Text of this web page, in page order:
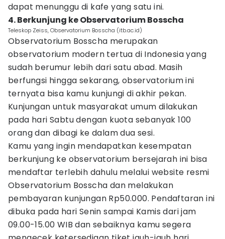
dapat menunggu di kafe yang satu ini.
4. Berkunjung ke Observatorium Bosscha
Teleskop Zeiss, Observatorium Bosscha (itb.ac.id)
Observatorium Bosscha merupakan
observatorium modern tertua di Indonesia yang
sudah berumur lebih dari satu abad. Masih
berfungsi hingga sekarang, observatorium ini
ternyata bisa kamu kunjungi di akhir pekan.
Kunjungan untuk masyarakat umum dilakukan
pada hari Sabtu dengan kuota sebanyak 100
orang dan dibagi ke dalam dua sesi.
Kamu yang ingin mendapatkan kesempatan
berkunjung ke observatorium bersejarah ini bisa
mendaftar terlebih dahulu melalui website resmi
Observatorium Bosscha dan melakukan
pembayaran kunjungan Rp50.000. Pendaftaran ini
dibuka pada hari Senin sampai Kamis dari jam
09.00-15.00 WIB dan sebaiknya kamu segera